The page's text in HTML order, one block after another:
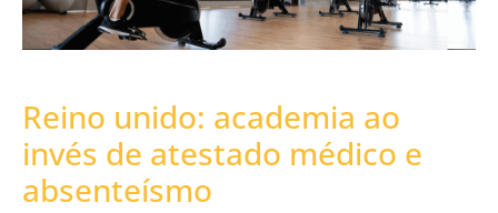
Reino unido: academia ao
invés de atestado médico e
absenteísmo